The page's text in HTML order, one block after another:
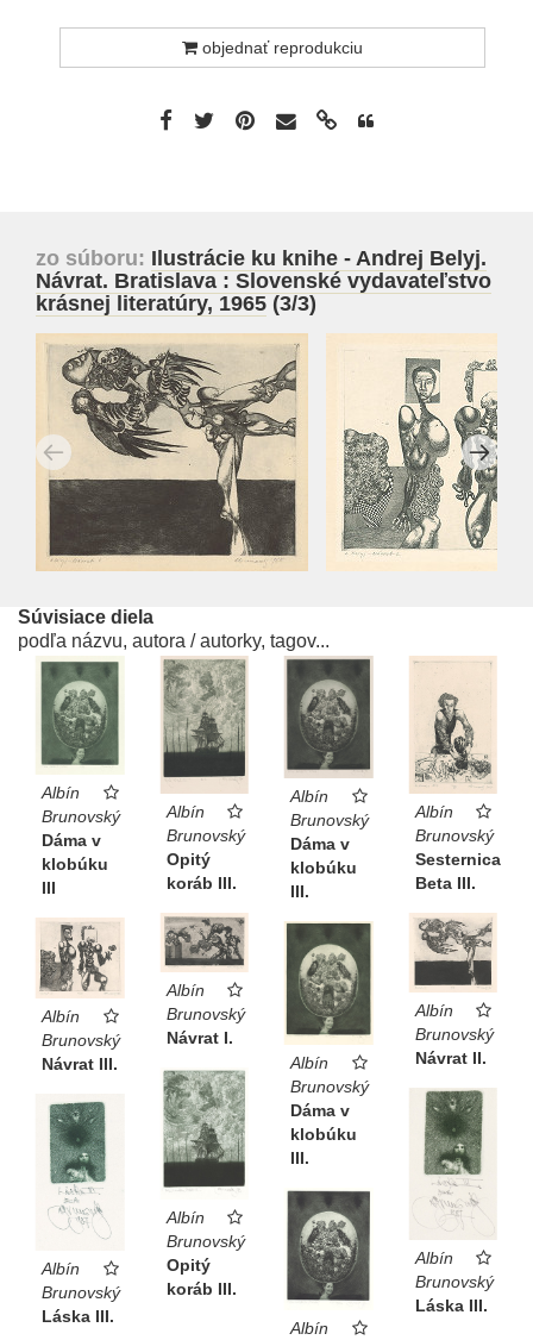
objednať reprodukciu
zo súboru: Ilustrácie ku knihe - Andrej Belyj.
Návrat. Bratislava : Slovenské vydavateľstvo
krásnej literatúry, 1965 (3/3)
Súvisiace diela
podľa názvu, autora / autorky, tagov...
Albín
Brunovský
Dáma v
klobúku
III
Albín
Brunovský
Opitý
koráb III.
Albín
Brunovský
Dáma v
klobúku
III.
Albín
Brunovský
Sesternica
Beta III.
Albín
Brunovský
Návrat I.
Albín
Brunovský
Návrat II.
Albín
Brunovský
Návrat III.
Albín
Brunovský
Dáma v
klobúku
III.
Albín
Brunovský
Opitý
koráb III.
Albín
Brunovský
Láska III.
Albín
Brunovský
Láska III.
Albín